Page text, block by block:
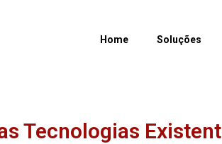
Home Soluções
Tecnologias